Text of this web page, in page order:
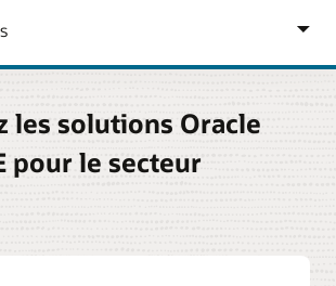
les solutions Oracle
pour le secteur